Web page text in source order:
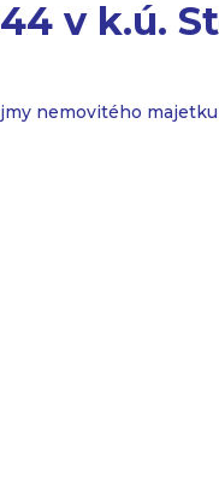
v k.ú.
nemovitého